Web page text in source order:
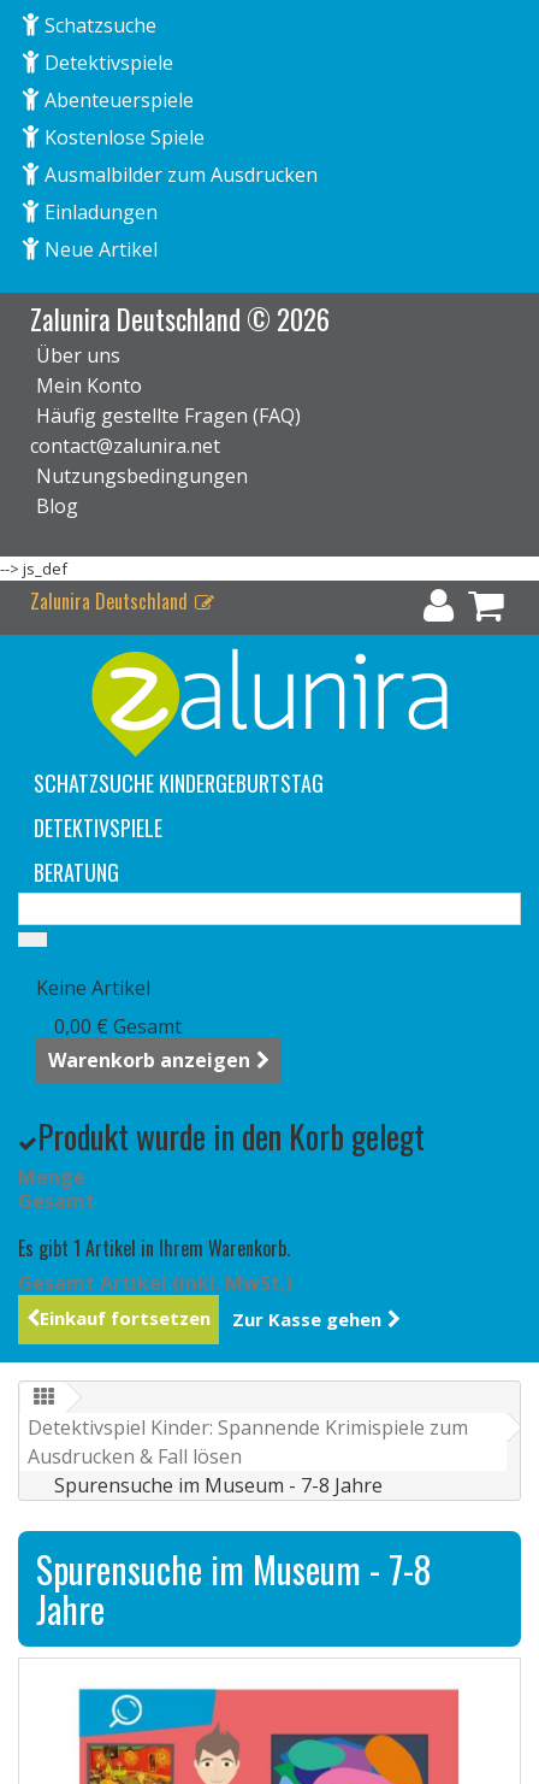
Schatzsuche
Detektivspiele
Abenteuerspiele
Kostenlose Spiele
Ausmalbilder zum Ausdrucken
Einladungen
Neue Artikel
Zalunira Deutschland © 2026
Über uns
Mein Konto
Häufig gestellte Fragen (FAQ)
contact@zalunira.net
Nutzungsbedingungen
Blog
--> js_def
Zalunira Deutschland
SCHATZSUCHE KINDERGEBURTSTAG
DETEKTIVSPIELE
BERATUNG
Keine Artikel
0,00 € Gesamt
Warenkorb anzeigen
Produkt wurde in den Korb gelegt
Menge
Gesamt
Es gibt 1 Artikel in Ihrem Warenkorb.
Gesamt Artikel (inkl. MwSt.)
Einkauf fortsetzen Zur Kasse gehen
Detektivspiel Kinder: Spannende Krimispiele zum
Ausdrucken & Fall lösen
Spurensuche im Museum - 7-8 Jahre
Spurensuche im Museum - 7-8
Jahre